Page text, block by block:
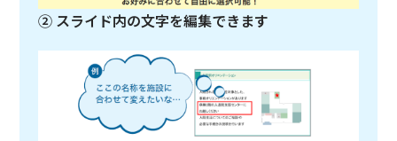
② スライド内の文字を編集できます